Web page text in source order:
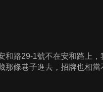
和路29-1號不在安和路上
那條巷子進去，招牌也相當